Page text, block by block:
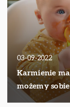
03-09-2022
Karmienie
możemy